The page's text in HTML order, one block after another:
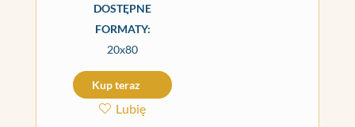
DOSTĘPNE
FORMATY:
20x80
Kup teraz
Lubię